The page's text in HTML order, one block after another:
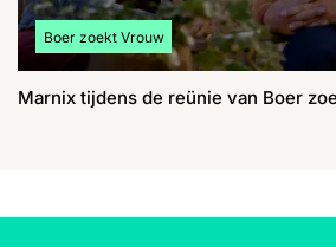
Bekijk meer artikelen over:
Boer zoekt Vrouw
Marnix tijdens de reünie van Boer